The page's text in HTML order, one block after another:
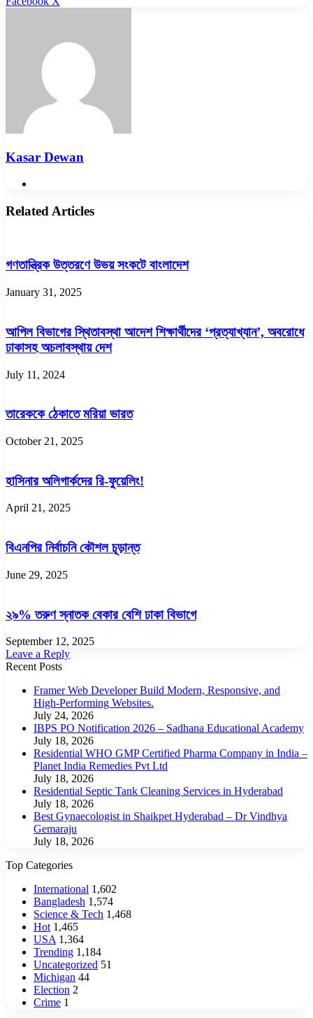
Kasar Dewan
Related Articles
গণতান্ত্রিক উত্তরণে উভয় সংকটে বাংলাদেশ
January 31, 2025
আপিল বিভাগের স্থিতাবস্থা আদেশ শিক্ষার্থীদের ‘প্রত্যাখ্যান’, অবরোধে
ঢাকাসহ অচলাবস্থায় দেশ
July 11, 2024
তারেককে ঠেকাতে মরিয়া ভারত
October 21, 2025
হাসিনার অলিগার্কদের রি-ফুয়েলিং!
April 21, 2025
বিএনপির নির্বাচনি কৌশল চূড়ান্ত
June 29, 2025
২৯% তরুণ স্নাতক বেকার বেশি ঢাকা বিভাগে
September 12, 2025
Leave a Reply
Recent Posts
Framer Web Developer Build Modern, Responsive, and
High-Performing Websites.
July 24, 2026
IBPS PO Notification 2026 – Sadhana Educational Academy
July 18, 2026
Residential WHO GMP Certified Pharma Company in India –
Planet India Remedies Pvt Ltd
July 18, 2026
Residential Septic Tank Cleaning Services in Hyderabad
July 18, 2026
Best Gynaecologist in Shaikpet Hyderabad – Dr Vindhya
Gemaraju
July 18, 2026
Top Categories
International 1,602
Bangladesh 1,574
Science & Tech 1,468
Hot 1,465
USA 1,364
Trending 1,184
Uncategorized 51
Michigan 44
Election 2
Crime 1